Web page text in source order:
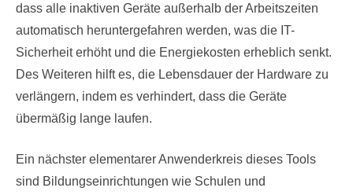
dass alle inaktiven Geräte außerhalb der Arbeitszeiten
automatisch heruntergefahren werden, was die IT-
Sicherheit erhöht und die Energiekosten erheblich senkt.
Des Weiteren hilft es, die Lebensdauer der Hardware zu
verlängern, indem es verhindert, dass die Geräte
übermäßig lange laufen.
Ein nächster elementarer Anwenderkreis dieses Tools
sind Bildungseinrichtungen wie Schulen und